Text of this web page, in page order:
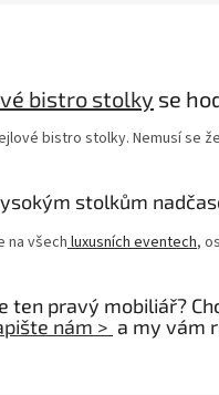
bistro stolky se
bistro stolky. Nemusí se
stolkům
na všechluxusních eventech,
ten pravý mobiliář?
nám > a my vám